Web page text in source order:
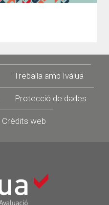
Treballa amb Ivàlua
Protecció de dades
Crèdits web